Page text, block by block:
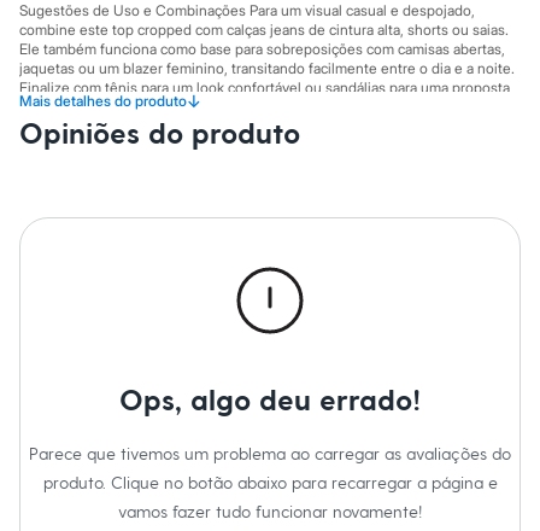
Sutiãs e Tops
Moda praia
Biquínis
Maiôs
Saídas de praia
Personagens
Plus size
Casacos e Jaquetas
Jeans
Bermudas
Camisas
Calças
Camisetas e Regatas
Sugestões de Uso e Combinações Para um visual casual e despojado,
combine este top cropped com calças jeans de cintura alta, shorts ou saias.
Ele também funciona como base para sobreposições com camisas abertas,
jaquetas ou um blazer feminino, transitando facilmente entre o dia e a noite.
Finalize com tênis para um look confortável ou sandálias para uma proposta
mais arrumada.
A gente se encontra na C&A! ❤
Altura: 170cm / Busto: 76cm / Cintura: 60cm / Quadril: 85cm.
Mais detalhes do produto↓
93% poliamida, 3% elastano
Opiniões do produto
Ops, algo deu errado!
Parece que tivemos um problema ao carregar as avaliações do
produto. Clique no botão abaixo para recarregar a página e
vamos fazer tudo funcionar novamente!